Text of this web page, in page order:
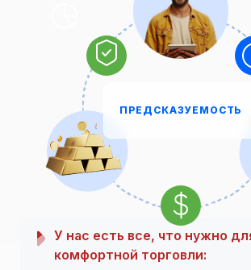
ПРЕДСКАЗУЕМОСТЬ
У нас есть все, что нужно
комфортной торговли: